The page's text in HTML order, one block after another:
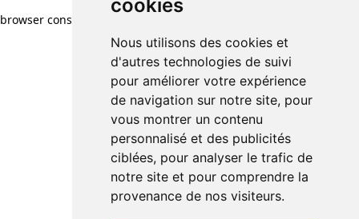
cookies
Nous utilisons des cookies et
d'autres technologies de suivi
pour améliorer votre expérience
de navigation sur notre site, pour
vous montrer un contenu
personnalisé et des publicités
ciblées, pour analyser le trafic de
notre site et pour comprendre la
provenance de nos visiteurs.
browser console for more information)